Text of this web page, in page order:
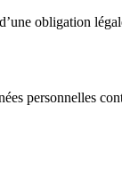
obligation
personnelles